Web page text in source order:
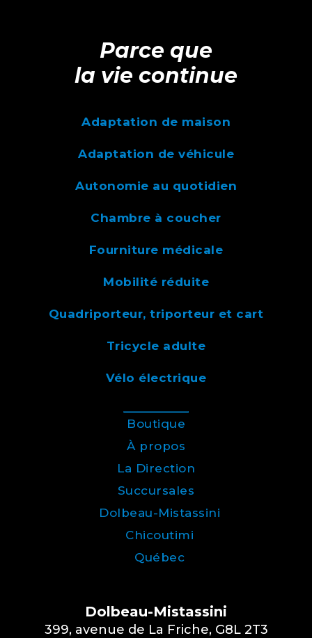
Parce que
la vie continue
Adaptation de maison
Adaptation de véhicule
Autonomie au quotidien
Chambre à coucher
Fourniture médicale
Mobilité réduite
Quadriporteur, triporteur et cart
Tricycle adulte
Vélo électrique
Boutique
À propos
La Direction
Succursales
Dolbeau-Mistassini
Chicoutimi
Québec
Dolbeau-Mistassini
399, avenue de La Friche, G8L 2T3